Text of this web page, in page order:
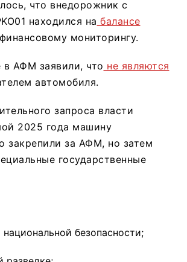
что внедорожник с
находился на балансе
мониторингу.
АФМ заявили, что не являются
автомобиля.
запроса власти
2025 года машину
закрепили за АФМ, но затем
государственные
национальной безопасности;